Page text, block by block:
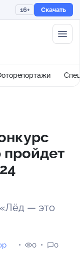
16+ Скачать
пройдет
«Лёд — это
0 0